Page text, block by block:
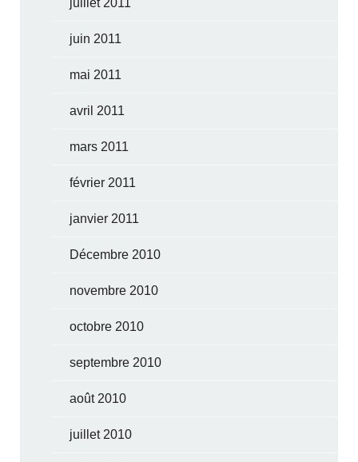
juin 2011
mai 2011
avril 2011
mars 2011
février 2011
janvier 2011
Décembre 2010
novembre 2010
octobre 2010
septembre 2010
août 2010
juillet 2010